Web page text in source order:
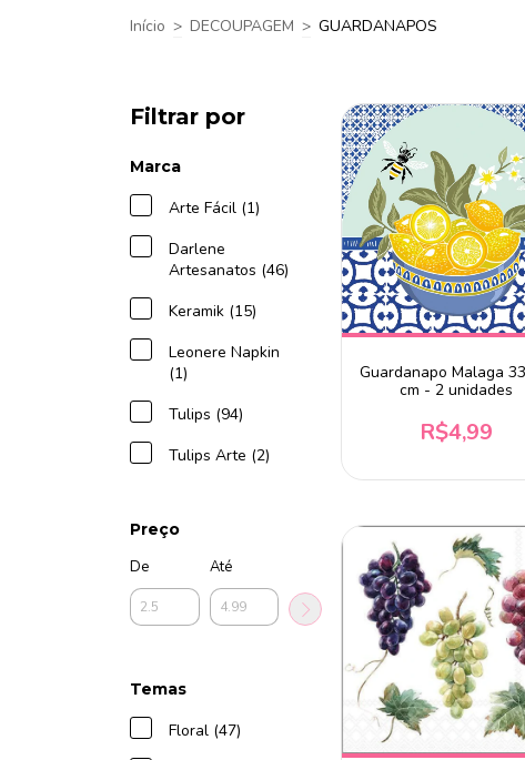
Início > DECOUPAGEM > GUARDANAPOS
Filtrar por
Marca
Arte Fácil (1)
Darlene
Artesanatos (46)
Keramik (15)
Leonere Napkin
(1)
Tulips (94)
Tulips Arte (2)
Preço
De
Até
Temas
Floral (47)
Guardanapo Malaga
cm - 2 unidades
R$4,99